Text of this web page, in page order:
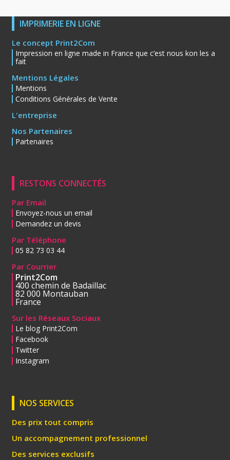
IMPRIMERIE EN LIGNE
Le concept Print2Com
Impression en ligne made in France que c’est nous kon les a
fait
Mentions Légales
Mentions
Conditions Générales de Vente
L'entreprise
Nos Partenaires
Partenaires
RESTONS CONNECTÉS
Par Email
Envoyez-nous un email
Demandez un devis
Par Téléphone
05 82 73 03 44
Par Courrier
Print2Com
400 chemin de Badaillac
82 000 Montauban
France
Sur les Réseaux Sociaux
Le blog Print2Com
Facebook
Twitter
Instagram
NOS SERVICES
Des prix tout compris
Un accompagnement professionnel
Des services exclusifs